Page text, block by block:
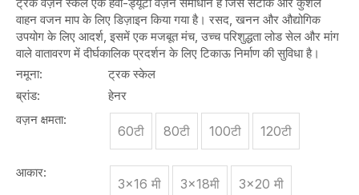
वाहन वजन माप के लिए डिज़ाइन किया गया है। रसद, खनन और औद्योगिक
उपयोग के लिए आदर्श, इसमें एक मजबूत मंच, उच्च परिशुद्धता लोड सेल और मांग
वाले वातावरण में दीर्घकालिक प्रदर्शन के लिए टिकाऊ निर्माण की सुविधा है।
नमूना:
ट्रक स्केल
ब्रांड:
हेनर
वज़न क्षमता:
60टी 80टी 100टी 120टी
आकार:
3x16 मी 3x18मी 3x20 मी